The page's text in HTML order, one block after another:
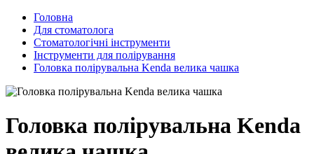
Головна
Для стоматолога
Стоматологічні інструменти
Інструменти для полірування
Головка полірувальна Kenda велика чашка
Головка полірувальна Kenda